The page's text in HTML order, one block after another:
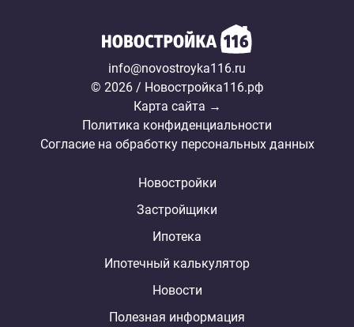
info@novostroyka116.ru
© 2026 / Новостройка116.рф
Карта сайта →
Политика конфиденциальности
Согласие на обработку персональных данных
Новостройки
Застройщики
Ипотека
Ипотечный калькулятор
Новости
Полезная информация